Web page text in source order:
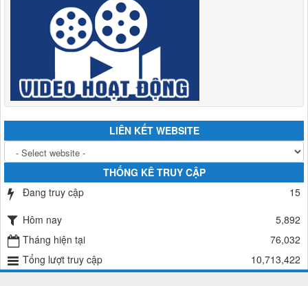
LIÊN KẾT WEBSITE
THỐNG KÊ TRUY CẬP
Đang truy cập
15
Hôm nay
5,892
Tháng hiện tại
76,032
Tổng lượt truy cập
10,713,422